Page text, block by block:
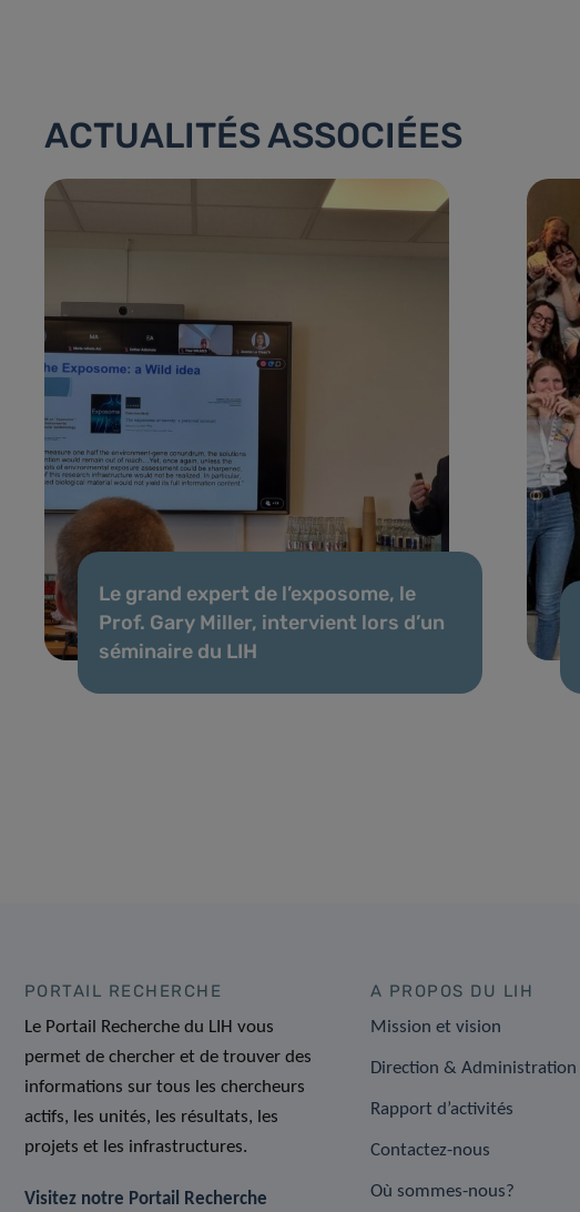
ACTUALITÉS ASSOCIÉES
Le grand expert de l’exposome, le
Prof. Gary Miller, intervient lors d’un
séminaire du LIH
PORTAIL RECHERCHE
Le Portail Recherche du LIH vous
permet de chercher et de trouver des
informations sur tous les chercheurs
actifs, les unités, les résultats, les
projets et les infrastructures.
Visitez notre Portail Recherche
A PROPOS DU LIH
Mission et vision
Direction & Administration
Rapport d’activités
Contactez-nous
Où sommes-nous?